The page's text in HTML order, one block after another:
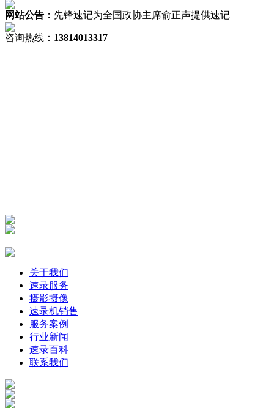
网站公告： 先锋速记为全国政协主席俞正声提供速记
咨询热线： 13814013317
关于我们
速录服务
摄影摄像
速录机销售
服务案例
行业新闻
速录百科
联系我们